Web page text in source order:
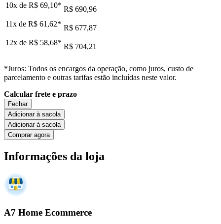
10x de R$ 69,10* R$ 690,96
11x de R$ 61,62* R$ 677,87
12x de R$ 58,68* R$ 704,21
*Juros: Todos os encargos da operação, como juros, custo de
parcelamento e outras tarifas estão incluídas neste valor.
Calcular frete e prazo
Fechar
Adicionar à sacola
Adicionar à sacola
Comprar agora
Informações da loja
A7 Home Ecommerce